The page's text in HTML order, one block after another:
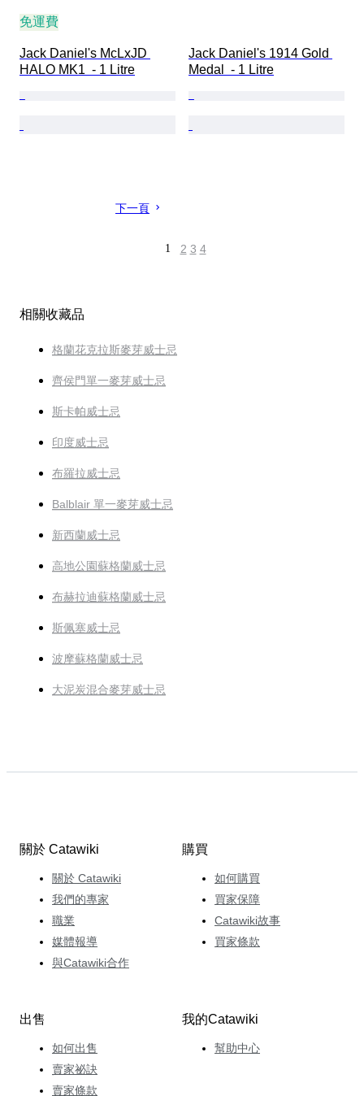
免運費
Jack Daniel's McLxJD
HALO MK1  - 1 Litre
Jack Daniel's 1914 Gold
Medal  - 1 Litre
下一頁
1 2 3 4
相關收藏品
格蘭花克拉斯麥芽威士忌
齊侯門單一麥芽威士忌
斯卡帕威士忌
印度威士忌
布羅拉威士忌
Balblair 單一麥芽威士忌
新西蘭威士忌
高地公園蘇格蘭威士忌
布赫拉迪蘇格蘭威士忌
斯佩塞威士忌
波摩蘇格蘭威士忌
大泥炭混合麥芽威士忌
關於 Catawiki
關於 Catawiki
我們的專家
職業
媒體報導
與Catawiki合作
購買
如何購買
買家保障
Catawiki故事
買家條款
出售
如何出售
賣家祕訣
賣家條款
我的Catawiki
幫助中心